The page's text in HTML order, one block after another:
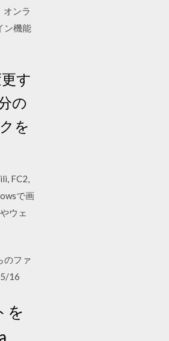
オンラ
ン機能
す
の
を
FC2,
で画
ウェ
のファ
16
を